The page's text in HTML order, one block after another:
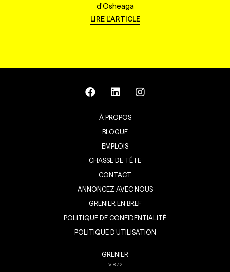
d'Osheaga
LIRE L'ARTICLE
À PROPOS
BLOGUE
EMPLOIS
CHASSE DE TÊTE
CONTACT
ANNONCEZ AVEC NOUS
GRENIER EN BREF
POLITIQUE DE CONFIDENTIALITÉ
POLITIQUE D’UTILISATION
GRENIER
V8.7.2